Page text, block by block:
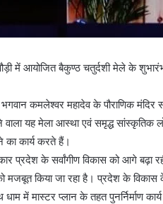
में आयोजित बैकुण्ठ चतुर्दशी मेले के
कमलेश्वर महादेव के पौराणिक मंदिर
यह मेला आस्था एवं समृद्ध सांस्कृतिक
का कार्य करते हैं।
प्रदेश के सर्वांगीण विकास को आगे बढ़ा
मजबूत किया जा रहा है। प्रदेश के विकास
धाम में मास्टर प्लान के तहत पुनर्निर्माण